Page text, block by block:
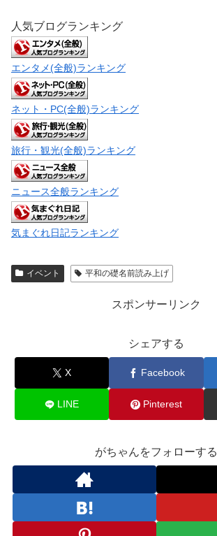
人気ブログランキング
エンタメ(全般)ランキング
ネット・PC(全般)ランキング
旅行・観光(全般)ランキング
ニュース全般ランキング
気まぐれ日記ランキング
イベント 平和の礎名前読み上げ
スポンサーリンク
シェアする
X Facebook
LINE Pinterest
がちゃんをフォローする